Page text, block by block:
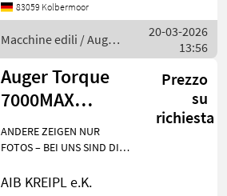
WARUM WARTEN, WENN´S
Einfach anf
83059 Kolbermoor
Macchine edili / Auger
Torque
20-03-2026
13:56
Auger Torque
7000MAX
Erdbohrer | 5-7t
Bagger
Prezzo
su
richiesta
ANDERE ZEIGEN NUR
FOTOS – BEI UNS SIND DIE
Besichtigen - anfassen -
AIB KREIPL e.K.